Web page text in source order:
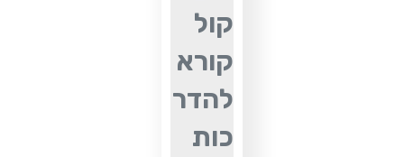
קול
קורא
להדר
כות